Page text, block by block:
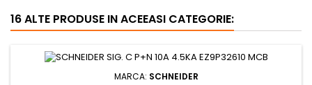
16 ALTE PRODUSE IN ACEEASI CATEGORIE:
MARCA: SCHNEIDER